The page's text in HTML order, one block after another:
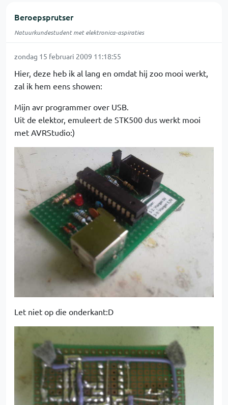
Beroepsprutser
Natuurkundestudent met elektronica-aspiraties
zondag 15 februari 2009 11:18:55
Hier, deze heb ik al lang en omdat hij zoo mooi werkt,
zal ik hem eens showen:
Mijn avr programmer over USB.
Uit de elektor, emuleert de STK500 dus werkt mooi
met AVRStudio:)
Let niet op die onderkant:D